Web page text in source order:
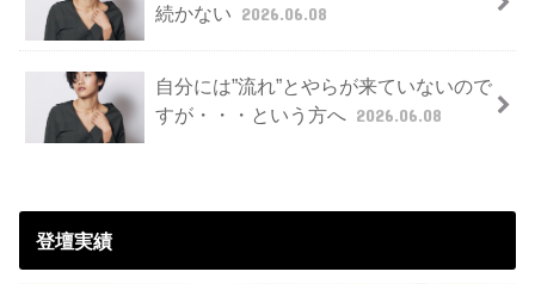
続かない 2026.06.08
自分には”流れ”とやらが来ていないので
すが・・・という方へ 2026.06.08
登壇実績